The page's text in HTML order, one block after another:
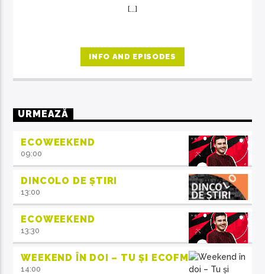
[...]
INFO AND EPISODES
URMEAZĂ
ECOWEEKEND
09:00
DINCOLO DE ȘTIRI
13:00
ECOWEEKEND
13:30
WEEKEND ÎN DOI – TU ȘI ECOFM
14:00